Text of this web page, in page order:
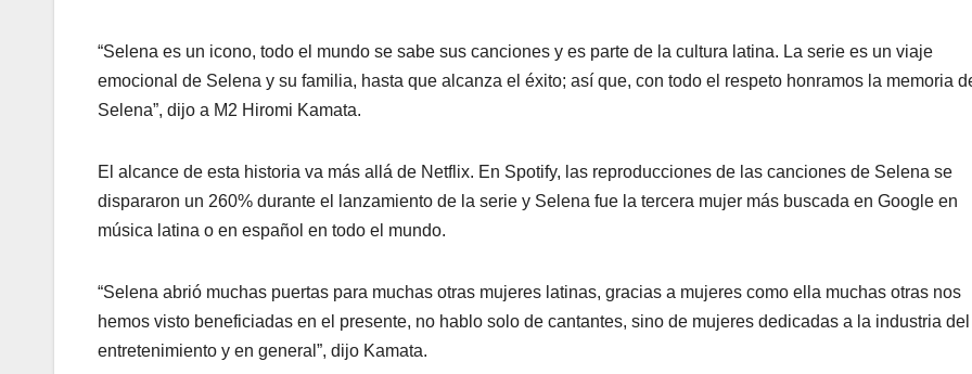
“Selena es un icono, todo el mundo se sabe sus canciones y es parte de la cultura latina. La serie es un viaje
emocional de Selena y su familia, hasta que alcanza el éxito; así que, con todo el respeto honramos la memoria
Selena”, dijo a M2 Hiromi Kamata.
El alcance de esta historia va más allá de Netflix. En Spotify, las reproducciones de las canciones de Selena se
dispararon un 260% durante el lanzamiento de la serie y Selena fue la tercera mujer más buscada en Google en
música latina o en español en todo el mundo.
“Selena abrió muchas puertas para muchas otras mujeres latinas, gracias a mujeres como ella muchas otras nos
hemos visto beneficiadas en el presente, no hablo solo de cantantes, sino de mujeres dedicadas a la industria del
entretenimiento y en general”, dijo Kamata.